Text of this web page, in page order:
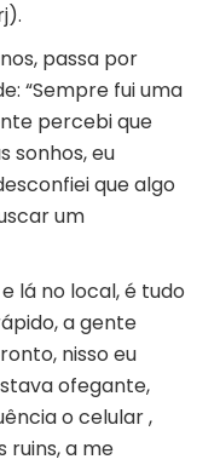
passa por
“Sempre fui uma
percebi que
sonhos, eu
que algo
um
lá no local, é tudo
a gente
nisso eu
ofegante,
o celular ,
a me